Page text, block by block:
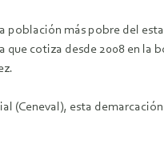
población más pobre del
que cotiza desde 2008 en la
(Ceneval), esta